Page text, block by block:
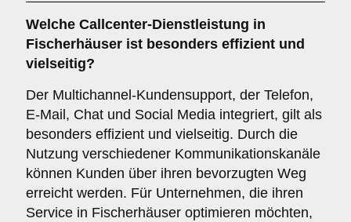
Welche Callcenter-Dienstleistung in
Fischerhäuser ist besonders effizient und
vielseitig?
Der Multichannel-Kundensupport, der Telefon,
E-Mail, Chat und Social Media integriert, gilt als
besonders effizient und vielseitig. Durch die
Nutzung verschiedener Kommunikationskanäle
können Kunden über ihren bevorzugten Weg
erreicht werden. Für Unternehmen, die ihren
Service in Fischerhäuser optimieren möchten,